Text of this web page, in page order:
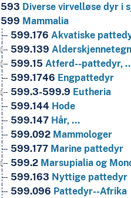
593 Diverse virvelløse dyr i
599 Mammalia
599.176 Akvatiske
599.139
599.15 Atferd--pattedyr,
599.1746 Engpattedyr
599.3-599.9 Eutheria
599.144 Hode
599.147 Hår, …
599.092 Mammologer
599.177 Marine pattedyr
599.2 Marsupialia og
599.163 Nyttige pattedyr
599.096 Pattedyr--Afrika